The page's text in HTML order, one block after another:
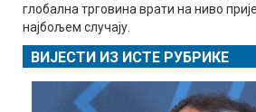
глобална трговина врати на ниво
најбољем случају.
ВИЈЕСТИ ИЗ ИСТЕ РУБРИКЕ